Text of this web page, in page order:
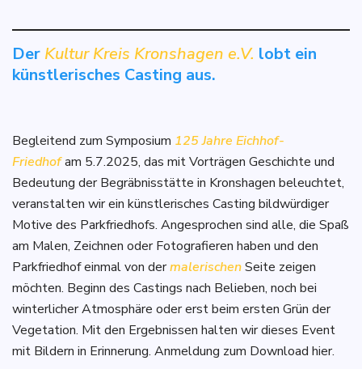
Der Kultur Kreis Kronshagen e.V. lobt ein
künstlerisches Casting aus.
Begleitend zum Symposium 125 Jahre Eichhof-
Friedhofam 5.7.2025, das mit Vorträgen Geschichte und
Bedeutung der Begräbnisstätte in Kronshagen beleuchtet,
veranstalten wir ein künstlerisches Casting bildwürdiger
Motive des Parkfriedhofs. Angesprochen sind alle, die Spaß
am Malen, Zeichnen oder Fotografieren haben und den
Parkfriedhof einmal von dermalerischenSeite zeigen
möchten. Beginn des Castings nach Belieben, noch bei
winterlicher Atmosphäre oder erst beim ersten Grün der
Vegetation. Mit den Ergebnissen halten wir dieses Event
mit Bildern in Erinnerung. Anmeldung zum Download hier.